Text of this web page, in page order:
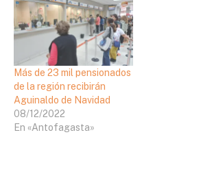
Más de 23 mil pensionados
de la región recibirán
Aguinaldo de Navidad
08/12/2022
En «Antofagasta»